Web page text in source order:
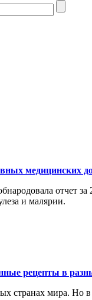
медицинских
отчет
и малярии.
рецепты в
странах мира. Но в